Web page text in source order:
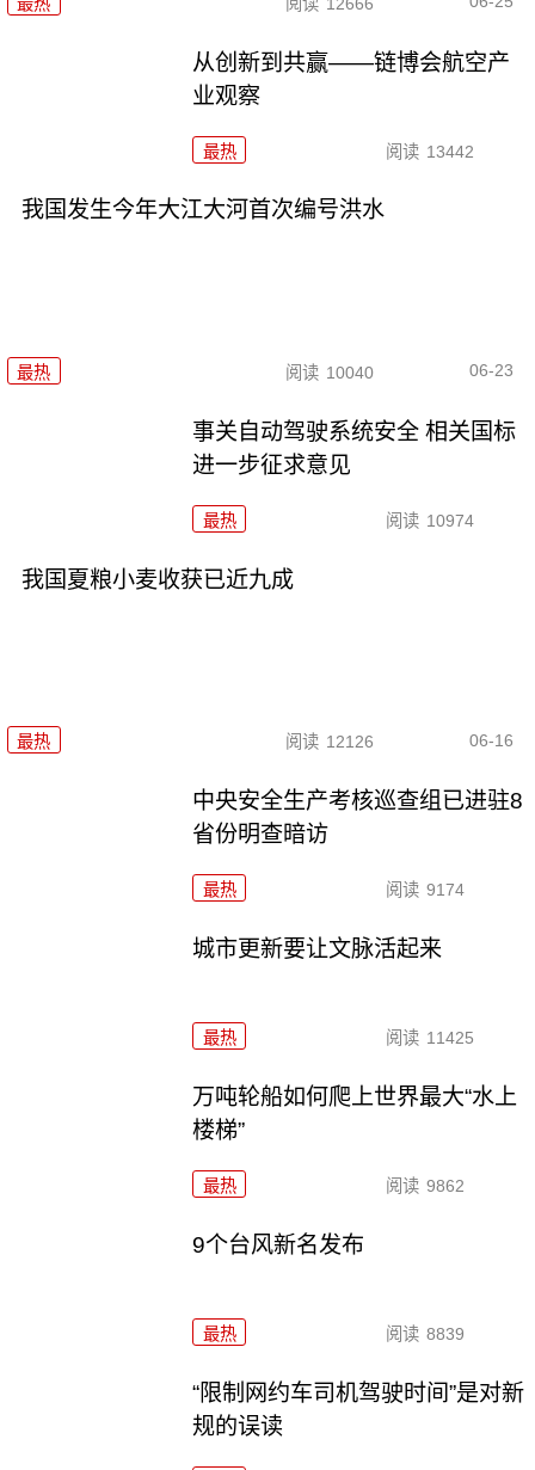
从创新到共赢——链博会航空产
业观察
最热 阅读 13442
我国发生今年大江大河首次编号洪水
最热 阅读 10040 06-23
事关自动驾驶系统安全 相关国标
进一步征求意见
最热 阅读 10974
我国夏粮小麦收获已近九成
最热 阅读 12126 06-16
中央安全生产考核巡查组已进驻8
省份明查暗访
最热 阅读 9174
城市更新要让文脉活起来
最热 阅读 11425
万吨轮船如何爬上世界最大“水上
楼梯”
最热 阅读 9862
9个台风新名发布
最热 阅读 8839
“限制网约车司机驾驶时间”是对新
规的误读